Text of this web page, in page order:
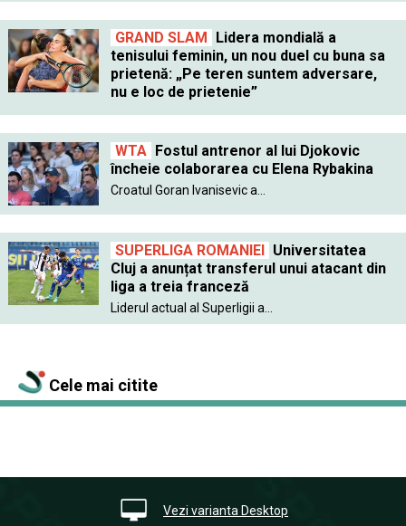
GRAND SLAM Lidera mondială a
tenisului feminin, un nou duel cu buna sa
prietenă: „Pe teren suntem adversare,
nu e loc de prietenie”
WTA Fostul antrenor al lui Djokovic
încheie colaborarea cu Elena Rybakina
Croatul Goran Ivanisevic a...
SUPERLIGA ROMANIEI Universitatea
Cluj a anunțat transferul unui atacant din
liga a treia franceză
Liderul actual al Superligii a...
Cele mai citite
Vezi varianta Desktop